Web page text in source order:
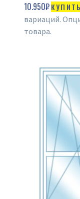
10.950₽
вариаций.
товара.